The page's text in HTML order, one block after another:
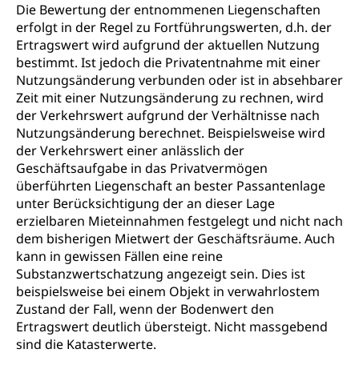
Die Bewertung der entnommenen Liegenschaften
erfolgt in der Regel zu Fortführungswerten, d.h. der
Ertragswert wird aufgrund der aktuellen Nutzung
bestimmt. Ist jedoch die Privatentnahme mit einer
Nutzungsänderung verbunden oder ist in absehbarer
Zeit mit einer Nutzungsänderung zu rechnen, wird
der Verkehrswert aufgrund der Verhältnisse nach
Nutzungsänderung berechnet. Beispielsweise wird
der Verkehrswert einer anlässlich der
Geschäftsaufgabe in das Privatvermögen
überführten Liegenschaft an bester Passantenlage
unter Berücksichtigung der an dieser Lage
erzielbaren Mieteinnahmen festgelegt und nicht nach
dem bisherigen Mietwert der Geschäftsräume. Auch
kann in gewissen Fällen eine reine
Substanzwertschatzung angezeigt sein. Dies ist
beispielsweise bei einem Objekt in verwahrlostem
Zustand der Fall, wenn der Bodenwert den
Ertragswert deutlich übersteigt. Nicht massgebend
sind die Katasterwerte.